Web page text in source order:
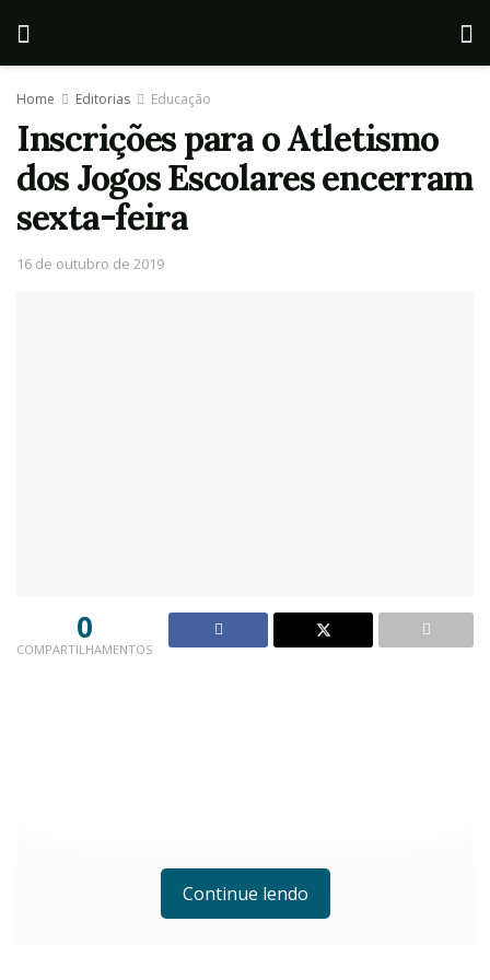
Home Editorias Educação
Inscrições para o Atletismo
dos Jogos Escolares encerram
sexta-feira
16 de outubro de 2019
0
COMPARTILHAMENTOS
Continue lendo